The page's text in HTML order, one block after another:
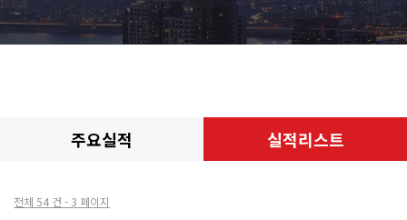
주요실적 실적리스트
전체 54 건 - 3 페이지